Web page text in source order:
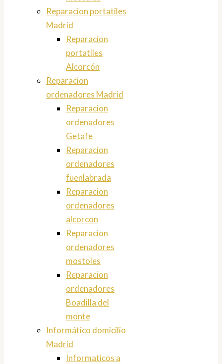
Reparacion portatiles
Madrid
Reparacion
portatiles
Alcorcón
Reparacion
ordenadores Madrid
Reparacion
ordenadores
Getafe
Reparacion
ordenadores
fuenlabrada
Reparacion
ordenadores
alcorcon
Reparacion
ordenadores
mostoles
Reparacion
ordenadores
Boadilla del
monte
Informático domicilio
Madrid
Informaticos a